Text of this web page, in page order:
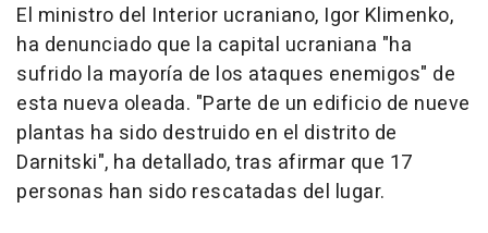
El ministro del Interior ucraniano, Igor Klimenko,
ha denunciado que la capital ucraniana "ha
sufrido la mayoría de los ataques enemigos" de
esta nueva oleada. "Parte de un edificio de nueve
plantas ha sido destruido en el distrito de
Darnitski", ha detallado, tras afirmar que 17
personas han sido rescatadas del lugar.